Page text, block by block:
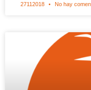
27112018 No hay